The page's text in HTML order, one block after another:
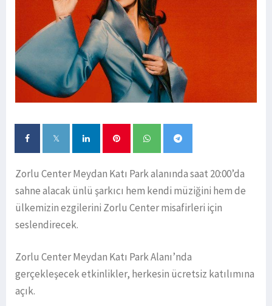
Zorlu Center Meydan Katı Park alanında saat 20:00’da
sahne alacak ünlü şarkıcı hem kendi müziğini hem de
ülkemizin ezgilerini Zorlu Center misafirleri için
seslendirecek.
Zorlu Center Meydan Katı Park Alanı’nda
gerçekleşecek etkinlikler, herkesin ücretsiz katılımına
açık.